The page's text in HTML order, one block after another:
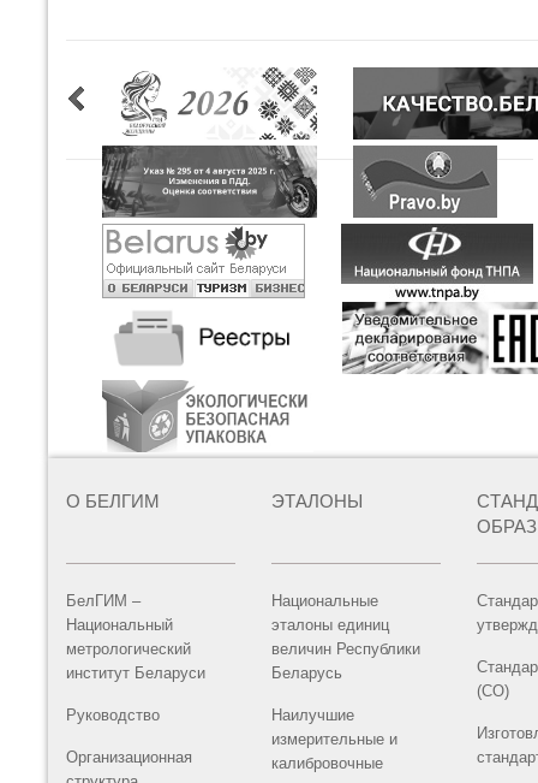
О БЕЛГИМ
БелГИМ –
Национальный
метрологический
институт Беларуси
Руководство
Организационная
ЭТАЛОНЫ
Национальные
эталоны единиц
величин Республики
Беларусь
Наилучшие
измерительные и
калибровочные
(СО)